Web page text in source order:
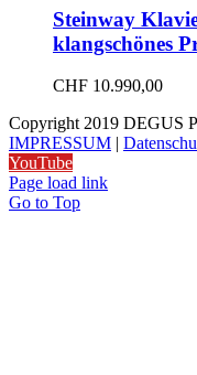
Steinway
klangschönes
CHF 10.990,00
Copyright 2019 DEGUS
IMPRESSUM |
YouTube
Page load link
Go to Top